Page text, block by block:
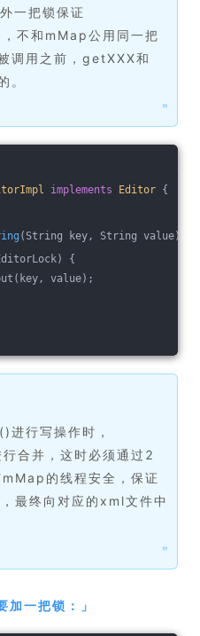
一把锁保证
不和mMap公用同一把
调用之前，getXXX和
。
❞
implements Editor {
(String key, String value)
{
value);
行写操作时，
合并，这时必须通过2
的线程安全，保证
最终向对应的xml文件中
❞
加一把锁： 」